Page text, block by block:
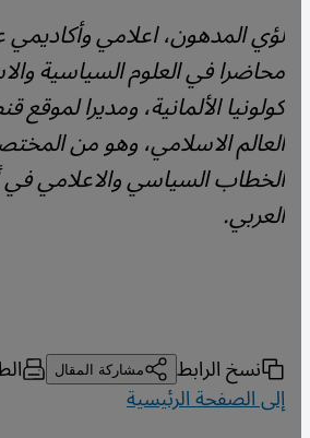
لؤي المدهون، اعلامي
محاضرا في العلوم السياسية
كولونيا الألمانية، ومديرا لموقع
العالم الاسلامي، وهو من
الخطاب السياسي والاعلامي في
العربي.
نسخ الرابط مشاركة المقال
إلى الصفحة الرئيسية